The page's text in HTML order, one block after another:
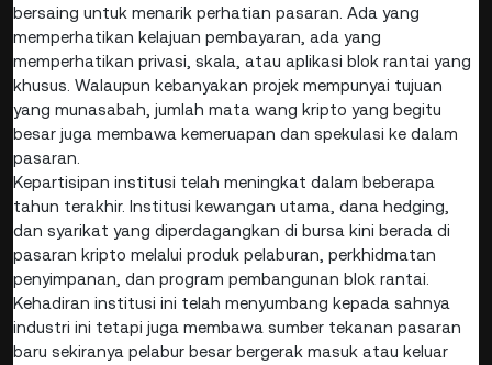
bersaing untuk menarik perhatian pasaran. Ada yang
memperhatikan kelajuan pembayaran, ada yang
memperhatikan privasi, skala, atau aplikasi blok rantai yang
khusus. Walaupun kebanyakan projek mempunyai tujuan
yang munasabah, jumlah mata wang kripto yang begitu
besar juga membawa kemeruapan dan spekulasi ke dalam
pasaran.
Kepartisipan institusi telah meningkat dalam beberapa
tahun terakhir. Institusi kewangan utama, dana hedging,
dan syarikat yang diperdagangkan di bursa kini berada di
pasaran kripto melalui produk pelaburan, perkhidmatan
penyimpanan, dan program pembangunan blok rantai.
Kehadiran institusi ini telah menyumbang kepada sahnya
industri ini tetapi juga membawa sumber tekanan pasaran
baru sekiranya pelabur besar bergerak masuk atau keluar